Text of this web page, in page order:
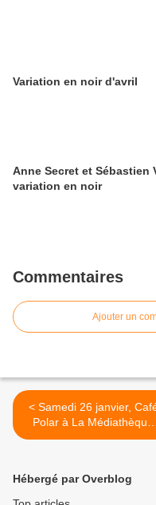
Variation en noir d'avril
Anne Secret et Sébastien
variation en noir
Commentaires
Ajouter un
< Samedi 26 janvier, Café
Polar à La Médiathèque
Jacques Ellul (Pessac) et
Hébergé par Overblog